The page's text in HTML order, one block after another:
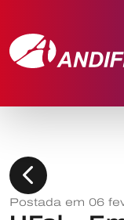
chevron_left
Postada em 06